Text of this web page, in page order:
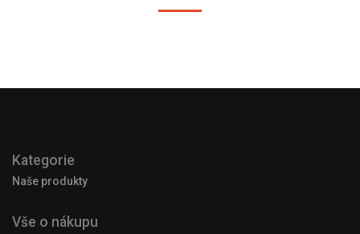
Kategorie
Naše produkty
Vše o nákupu